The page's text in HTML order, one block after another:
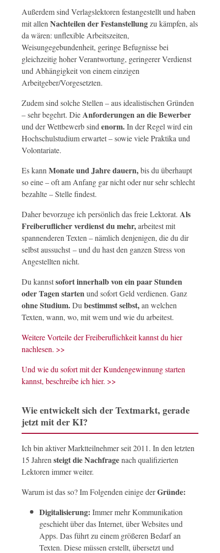
Außerdem sind Verlagslektoren festangestellt und haben
mit allen Nachteilen der Festanstellungzu kämpfen, als
da wären: unflexible Arbeitszeiten,
Weisungegebundenheit, geringe Befugnisse bei
gleichzeitig hoher Verantwortung, geringerer Verdienst
und Abhängigkeit von einem einzigen
Arbeitgeber/Vorgesetzten.
Zudem sind solche Stellen – aus idealistischen Gründen
– sehr begehrt. DieAnforderungen an die Bewerber
und der Wettbewerb sind enorm.In der Regel wird ein
Hochschulstudium erwartet – sowie viele Praktika und
Volontariate.
Es kann Monate und Jahre dauern,bis du überhaupt
so eine – oft am Anfang gar nicht oder nur sehr schlecht
bezahlte – Stelle findest.
Daher bevorzuge ich persönlich das freie Lektorat. Als
Freiberuflicher verdienst du mehr,arbeitest mit
spannenderen Texten – nämlich denjenigen, die du dir
selbst aussuchst – und du hast den ganzen Stress von
Angestellten nicht.
Du kannstsofort innerhalb von ein paar Stunden
oder Tagen starten und sofort Geld verdienen. Ganz
ohne Studium.Du bestimmst selbst,an welchen
Texten, wann, wo, mit wem und wie du arbeitest.
Weitere Vorteile der Freiberuflichkeit kannst du hier
nachlesen. >>
Und wie du sofort mit der Kundengewinnung starten
kannst, beschreibe ich hier. >>
Wie entwickelt sich der Textmarkt, gerade
jetzt mit der KI?
Ich bin aktiver Marktteilnehmer seit 2011. In den letzten
15 Jahren steigt die Nachfragenach qualifizierten
Lektoren immer weiter.
Warum ist das so? Im Folgenden einige derGründe:
Digitalisierung: Immer mehr Kommunikation
geschieht über das Internet, über Websites und
Apps. Das führt zu einem größeren Bedarf an
Texten. Diese müssen erstellt, übersetzt und